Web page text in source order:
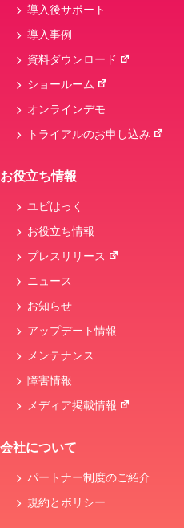
導入後サポート
導入事例
資料ダウンロード
ショールーム
オンラインデモ
トライアルのお申し込み
お役立ち情報
ユビはっく
お役立ち情報
プレスリリース
ニュース
お知らせ
アップデート情報
メンテナンス
障害情報
メディア掲載情報
会社について
パートナー制度のご紹介
規約とボリシー